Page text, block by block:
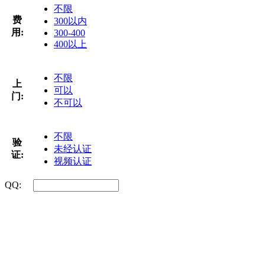
费
用:
不限
300以内
300-400
400以上
上
门:
不限
可以
不可以
验
证:
不限
未经认证
视频认证
QQ: